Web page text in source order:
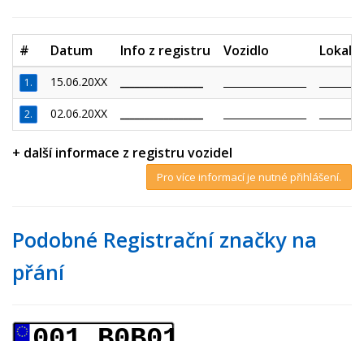
# Datum Info z registru Vozidlo
1. 15.06.20XX
2. 02.06.20XX
+ další informace z registru vozidel
Pro více informací je nutné přihlášení.
Podobné Registrační značky na
přání